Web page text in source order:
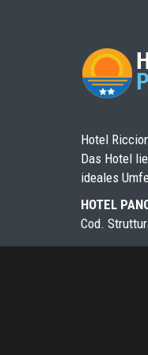
Hotel
Das Hotel
ideales
HOTEL
Cod.